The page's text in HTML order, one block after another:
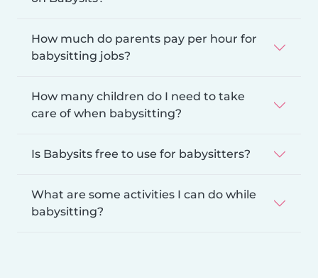
How much do parents pay per hour for
babysitting jobs?
How many children do I need to take
care of when babysitting?
Is Babysits free to use for babysitters?
What are some activities I can do while
babysitting?